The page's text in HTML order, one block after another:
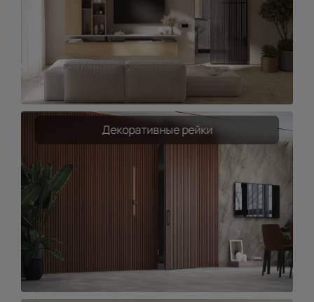
Декоративные рейки